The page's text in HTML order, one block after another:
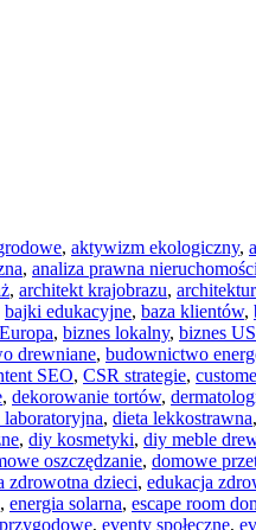
, aktywizm ekologiczny,
, analiza prawna nieruchomości
, architekt krajobrazu,
bajki edukacyjne, baza klientów,
, biznes lokalny, biznes
drewniane, budownictwo
SEO, CSR strategie,
, dekorowanie tortów,
, dieta lekkostrawna,
, diy kosmetyki, diy meble
oszczędzanie, domowe
zdrowotna dzieci, edukacja
, energia solarna, escape room
, eventy społeczne,